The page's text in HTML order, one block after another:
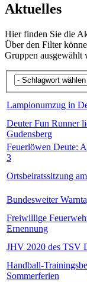
Aktuelles
Hier finden Sie die
Über den Filter
Gruppen ausgewählt
Lampionumzug in
Deuter Fun Runner
Gudensberg
Feuerlöwen Deute:
3
Ortsbeiratssitzung
Bundesweiter
Freiwillige
Ernennung
JHV 2020 des TSV
Handball-
Sommerferien